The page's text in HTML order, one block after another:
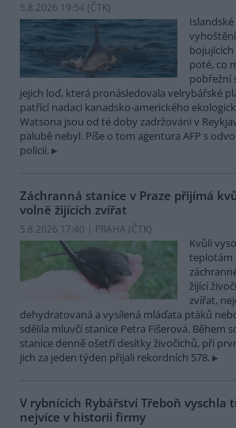
5.8.2026 19:54 (ČTK)
poté, co
pobřežní
jejich loď, která pronásledovala velrybářské
patřící nadaci kanadsko-amerického
Watsona jsou od té doby zadržováni v
palubě nebyl. Píše o tom agentura AFP s
policii.
Záchranná stanice v Praze přijímá
volně žijících zvířat
5.8.2026 17:40 | PRAHA (ČTK)
Kvůli
teplotám
žijící
zvířat,
dehydratovaná a vysílená mláďata ptáků
sdělila mluvčí stanice Petra Fišerová. Během
stanice denně ošetří desítky živočichů, při
jich za jeden týden přijali rekordních 578.
V rybnících Rybářství Třeboň vyschla
nejvíce v historii firmy